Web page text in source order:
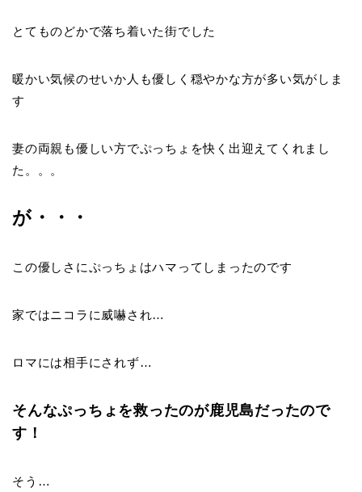
とてものどかで落ち着いた街でした
暖かい気候のせいか人も優しく穏やかな方が多い気がしま
す
妻の両親も優しい方でぷっちょを快く出迎えてくれまし
た。。。
が・・・
この優しさにぷっちょはハマってしまったのです
家ではニコラに威嚇され…
ロマには相手にされず…
そんなぷっちょを救ったのが鹿児島だったので
す！
そう…